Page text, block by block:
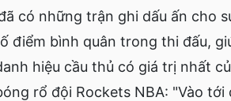
có những trận ghi dấu ấn cho
điểm bình quân trong thi đấu,
hiệu cầu thủ có giá trị nhất
rổ đội Rockets NBA: "Vào tới